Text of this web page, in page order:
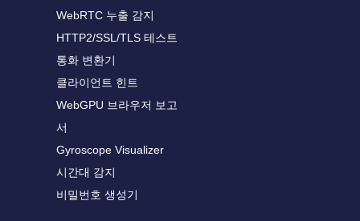
WebRTC 누출 감지
HTTP2/SSL/TLS 테스트
통화 변환기
클라이언트 힌트
WebGPU 브라우저 보고
서
Gyroscope Visualizer
시간대 감지
비밀번호 생성기